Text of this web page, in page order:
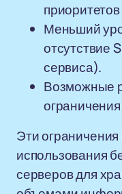
приоритетов
Меньший
отсутствие
сервиса).
Возможные
Эти
использования
серверов для